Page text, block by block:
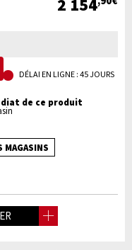
2 154
DÉLAI EN LIGNE : 45 JOURS
de ce produit
MAGASINS